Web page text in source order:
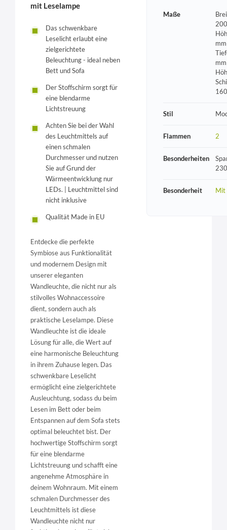
mit Leselampe
Das schwenkbare
Leselicht erlaubt eine
zielgerichtete
Beleuchtung - ideal neben
Bett und Sofa
Der Stoffschirm sorgt für
eine blendarme
Lichtstreuung
Achten Sie bei der Wahl
des Leuchtmittels auf
einen schmalen
Durchmesser und nutzen
Sie auf Grund der
Wärmeentwicklung nur
LEDs. | Leuchtmittel sind
nicht inklusive
Qualität Made in EU
Entdecke die perfekte
Symbiose aus Funktionalität
und modernem Design mit
unserer eleganten
Wandleuchte, die nicht nur als
stilvolles Wohnaccessoire
dient, sondern auch als
praktische Leselampe. Diese
Wandleuchte ist die ideale
Lösung für alle, die Wert auf
eine harmonische Beleuchtung
in ihrem Zuhause legen. Das
schwenkbare Leselicht
ermöglicht eine zielgerichtete
Ausleuchtung, sodass du beim
Lesen im Bett oder beim
Entspannen auf dem Sofa stets
optimal beleuchtet bist. Der
hochwertige Stoffschirm sorgt
für eine blendarme
Lichtstreuung und schafft eine
angenehme Atmosphäre in
deinem Wohnraum. Mit einem
schmalen Durchmesser des
Leuchtmittels ist diese
Wandleuchte nicht nur
Maße
Stil
Flammen 2
Besonderheiten
Besonderheit Mit